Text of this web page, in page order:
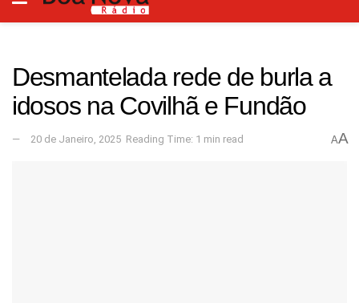
Desmantelada rede de burla a
idosos na Covilhã e Fundão
20 de Janeiro, 2025 Reading Time: 1 min read AA